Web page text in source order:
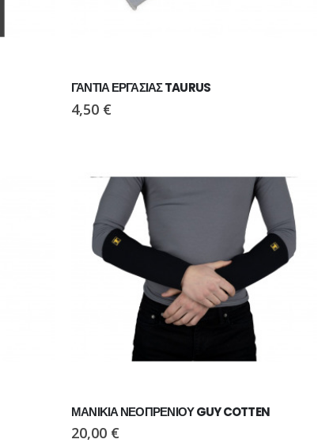
ΓΑΝΤΙΑ ΕΡΓΑΣΙΑΣ TAURUS
4,50 €
ΜΑΝΙΚΙΑ ΝΕΟΠΡΕΝΙΟΥ GUY COTTEN
20,00 €